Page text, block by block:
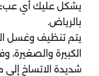
يشكل عليك أي
بالرياض.
يتم تنظيف وغسل
الكبيرة
شديدة الاتساخ إلى